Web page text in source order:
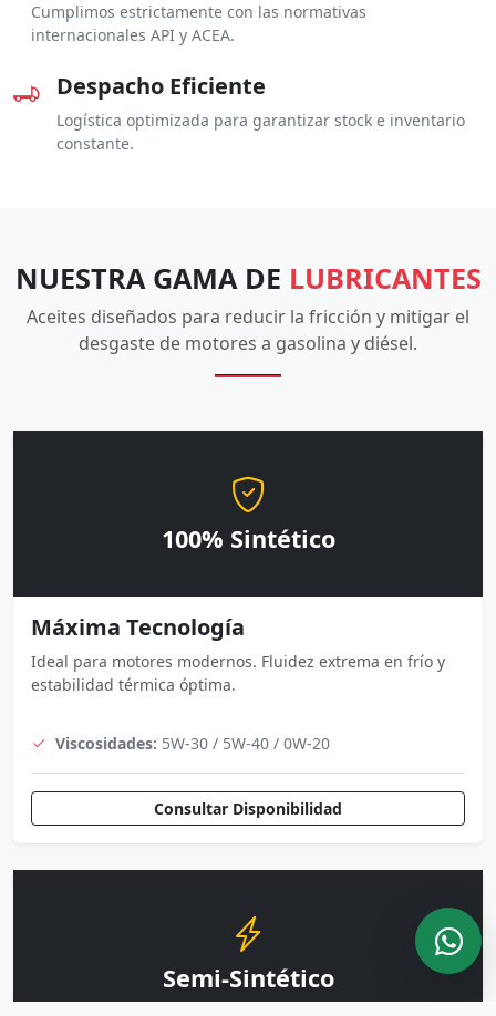
Cumplimos estrictamente con las normativas
internacionales API y ACEA.
Despacho Eficiente
Logística optimizada para garantizar stock e inventario
constante.
NUESTRA GAMA DE LUBRICANTES
Aceites diseñados para reducir la fricción y mitigar el
desgaste de motores a gasolina y diésel.
100% Sintético
Máxima Tecnología
Ideal para motores modernos. Fluidez extrema en frío y
estabilidad térmica óptima.
Viscosidades: 5W-30 / 5W-40 / 0W-20
Consultar Disponibilidad
Semi-Sintético